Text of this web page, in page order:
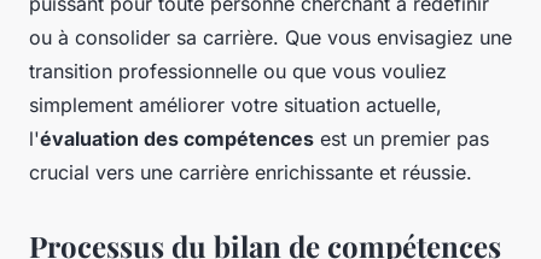
ou à consolider sa carrière. Que vous envisagiez une
transition professionnelle ou que vous vouliez
simplement améliorer votre situation actuelle,
l'évaluation des compétences est un premier pas
crucial vers une carrière enrichissante et réussie.
Processus du bilan de compétences